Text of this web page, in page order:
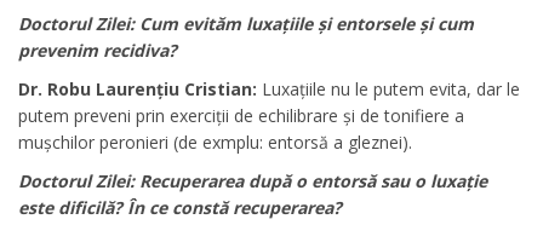
Doctorul Zilei: Cum evităm luxațiile și entorsele și cum
prevenim recidiva?
Dr. Robu Laurențiu Cristian: Luxațiile nu le putem evita, dar le
putem preveni prin exerciții de echilibrare și de tonifiere a
mușchilor peronieri (de exmplu: entorsă a gleznei).
Doctorul Zilei: Recuperarea după o entorsă sau o luxație
este dificilă? În ce constă recuperarea?